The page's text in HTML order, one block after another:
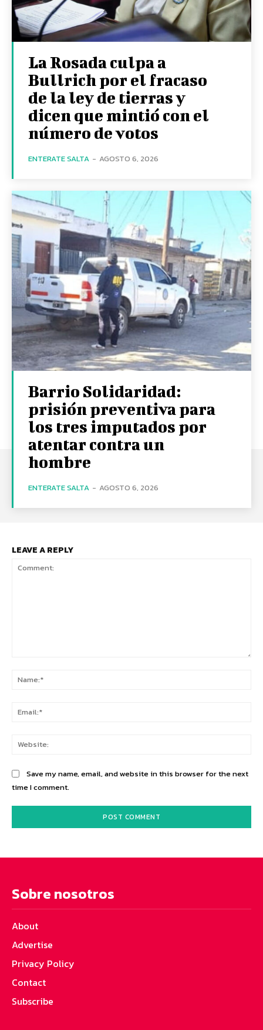
La Rosada culpa a
Bullrich por el fracaso
de la ley de tierras y
dicen que mintió con el
número de votos
ENTERATE SALTA - AGOSTO 6, 2026
Barrio Solidaridad:
prisión preventiva para
los tres imputados por
atentar contra un
hombre
ENTERATE SALTA - AGOSTO 6, 2026
LEAVE A REPLY
Save my name, email, and website in this browser for the next
time I comment.
Sobre nosotros
About
Advertise
Privacy Policy
Contact
Subscribe